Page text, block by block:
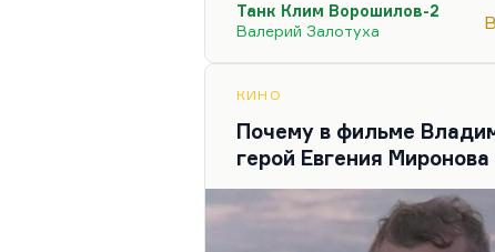
выбор, все-таки,— сквозь
великий советский
позиции нового человека.
Танк Клим Ворошилов-2
Валерий Залотуха
КИНО
Почему в фильме
герой Евгения